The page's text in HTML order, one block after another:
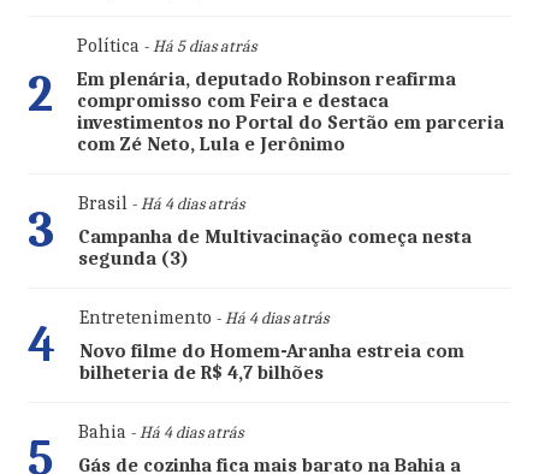
2
Política- Há 5 dias atrás
Em plenária, deputado Robinson reafirma
compromisso com Feira e destaca
investimentos no Portal do Sertão em parceria
com Zé Neto, Lula e Jerônimo
3 Brasil- Há 4 dias atrás
Campanha de Multivacinação começa nesta
segunda (3)
4 Entretenimento - Há 4 dias atrás
Novo filme do Homem-Aranha estreia com
bilheteria de R$ 4,7 bilhões
5 Bahia- Há 4 dias atrás
Gás de cozinha fica mais barato na Bahia a